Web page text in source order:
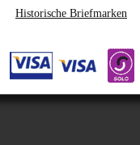
Historische Briefmarken